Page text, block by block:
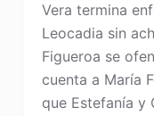
Vera termina
Leocadia sin
Figueroa se
cuenta a María
que Estefanía y